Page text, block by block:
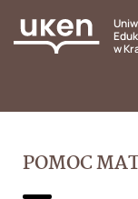
w
POMOC